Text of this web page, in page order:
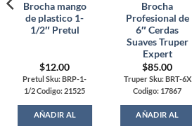
Brocha mango
de plastico 1-
1/2″ Pretul
$12.00
Pretul Sku: BRP-1-
1/2 Codigo: 21525
AÑADIR AL
Brocha
Profesional de
6″ Cerdas
Suaves Truper
Expert
$85.00
Truper Sku: BRT-6X
Codigo: 17867
AÑADIR AL